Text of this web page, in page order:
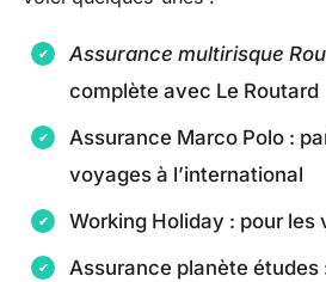
Assurance multirisque
complète avec Le Routard
Assurance Marco Polo :
voyages à l’international
Working Holiday : pour les
Assurance planète études